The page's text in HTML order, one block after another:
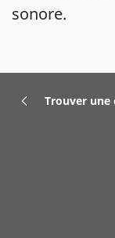
sonore.
Trouver une